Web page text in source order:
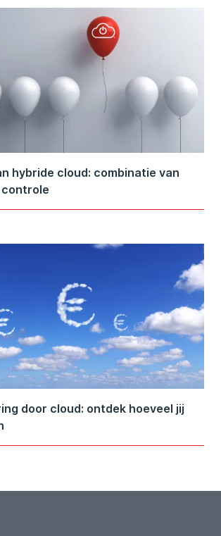
hybride cloud: combinatie van
door cloud: ontdek hoeveel jij